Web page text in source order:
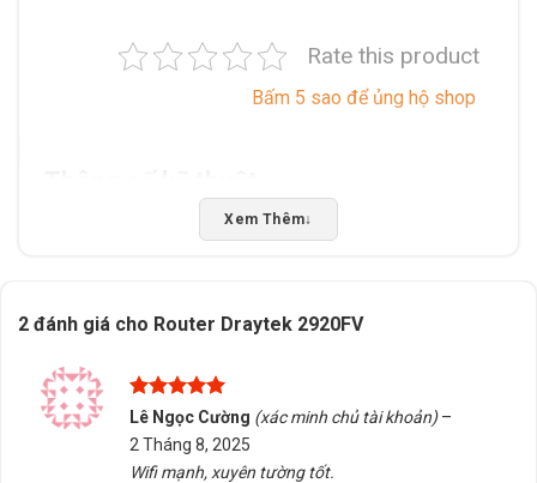
Rate this product
Bấm 5 sao để ủng hộ shop
Xem Thêm↓
2 đánh giá cho Router Draytek 2920FV
Được xếp
hạng 5
sao
Lê Ngọc Cường (xác minh chủ tài khoản) –
2 Tháng 8, 2025
Wifi mạnh, xuyên tường tốt.